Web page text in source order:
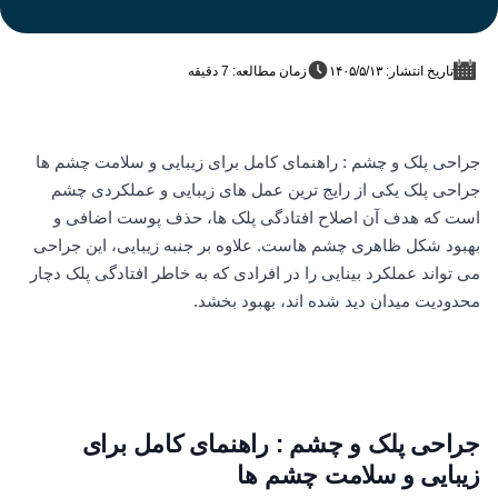
تاریخ انتشار: ۱۴۰۵/۵/۱۳ زمان مطالعه: 7 دقیقه
جراحی پلک و چشم : راهنمای کامل برای زیبایی و سلامت چشم ها
جراحی پلک یکی از رایج ترین عمل های زیبایی و عملکردی چشم
است که هدف آن اصلاح افتادگی پلک ها، حذف پوست اضافی و
بهبود شکل ظاهری چشم هاست. علاوه بر جنبه زیبایی، این جراحی
می تواند عملکرد بینایی را در افرادی که به خاطر افتادگی پلک دچار
محدودیت میدان دید شده اند، بهبود بخشد.
جراحی پلک و چشم : راهنمای کامل برای
زیبایی و سلامت چشم ها